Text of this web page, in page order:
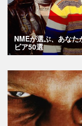
NMEが選ぶ、あなた
ビア50選